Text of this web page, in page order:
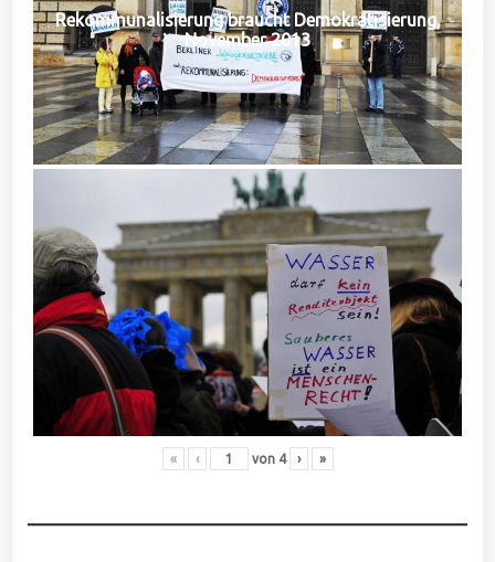
Rekommunalisierung braucht Demokratisierung,
November 2013
« ‹ von 4 › »